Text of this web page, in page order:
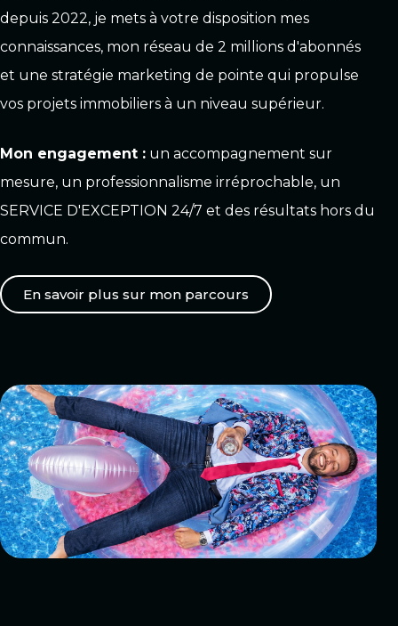
depuis 2022, je mets à votre disposition mes
connaissances, mon réseau de 2 millions d'abonnés
et une stratégie marketing de pointe qui propulse
vos projets immobiliers à un niveau supérieur.
Mon engagement : un accompagnement sur
mesure, un professionnalisme irréprochable, un
SERVICE D'EXCEPTION 24/7 et des résultats hors du
commun.
En savoir plus sur mon parcours